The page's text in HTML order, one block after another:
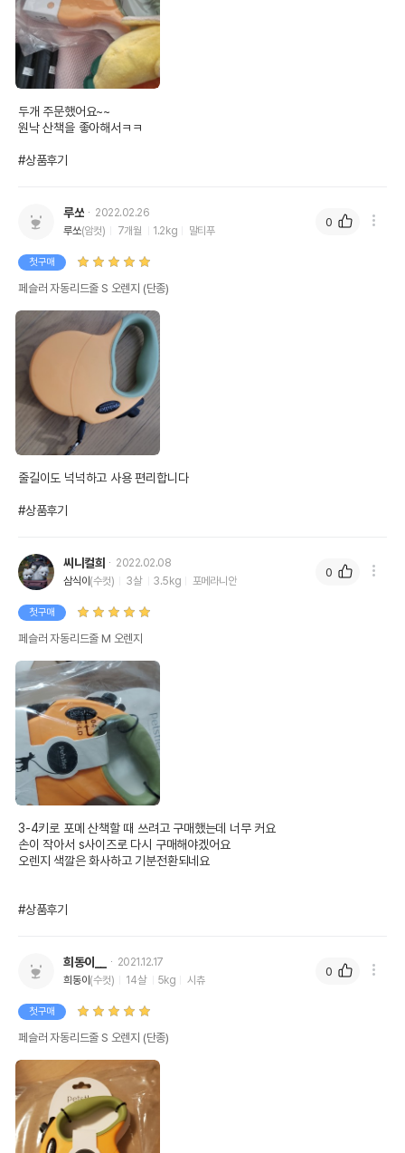
두개 주문했어요~~
원낙 산책을 좋아해서ㅋㅋ
#상품후기
루쏘
2022.02.26
루쏘(암컷) 7개월 1.2kg 말티푸
첫구매
페슬러 자동리드줄 S 오렌지 (단종)
줄길이도 넉넉하고 사용 편리합니다
#상품후기
0
씨니컬희
2022.02.08
삼식이 (수컷) 3살 3.5kg 포메라니안
첫구매
페슬러 자동리드줄 M 오렌지
3-4키로 포메 산책할 때 쓰려고 구매했는데 너무 커요
손이 작아서 s사이즈로 다시 구매해야겠어요
오렌지 색깔은 화사하고 기분전환되네요
#상품후기
0
희동이__
2021.12.17
희동이 (수컷) 14살 5kg 시츄
첫구매
페슬러 자동리드줄 S 오렌지 (단종)
0